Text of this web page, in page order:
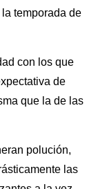
temporada de
con los que
de
que la de las
polución,
las